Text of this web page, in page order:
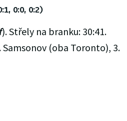
0:0, 0:2)
). Střely na branku: 30:41.
Samsonov (oba Toronto), 3.